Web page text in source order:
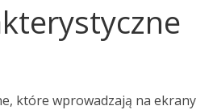
które wprowadzają na ekrany